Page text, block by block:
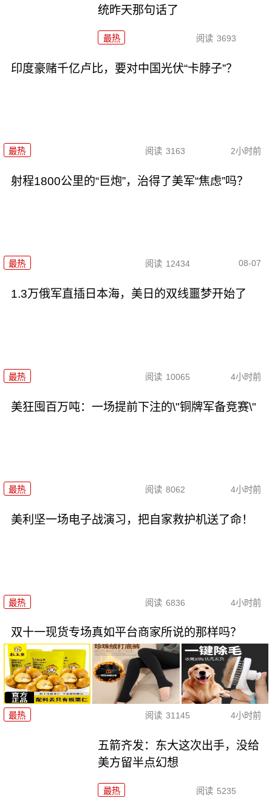
统昨天那句话了
最热 阅读 3693
印度豪赌千亿卢比，要对中国光伏“卡脖子”？
最热 阅读 3163 2小时前
射程1800公里的“巨炮”，治得了美军“焦虑”吗？
最热 阅读 12434 08-07
1.3万俄军直插日本海，美日的双线噩梦开始了
最热 阅读 10065 4小时前
美狂囤百万吨：一场提前下注的\"铜牌军备竞赛\"
最热 阅读 8062 4小时前
美利坚一场电子战演习，把自家救护机送了命！
最热 阅读 6836 4小时前
双十一现货专场真如平台商家所说的那样吗？
最热 阅读 31145 4小时前
五箭齐发：东大这次出手，没给
美方留半点幻想
最热 阅读 5235